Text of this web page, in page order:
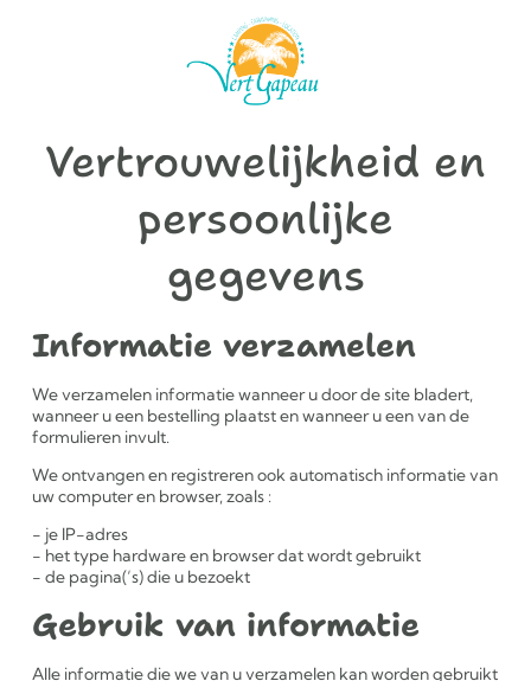
Vertrouwelijkheid en
persoonlijke
gegevens
Informatie verzamelen
We verzamelen informatie wanneer u door de site bladert,
wanneer u een bestelling plaatst en wanneer u een van de
formulieren invult.
We ontvangen en registreren ook automatisch informatie van
uw computer en browser, zoals :
je IP-adres
het type hardware en browser dat wordt gebruikt
de pagina(‘s) die u bezoekt
Gebruik van informatie
Alle informatie die we van u verzamelen kan worden gebruikt